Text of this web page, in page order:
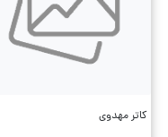
کاتر مهدوی